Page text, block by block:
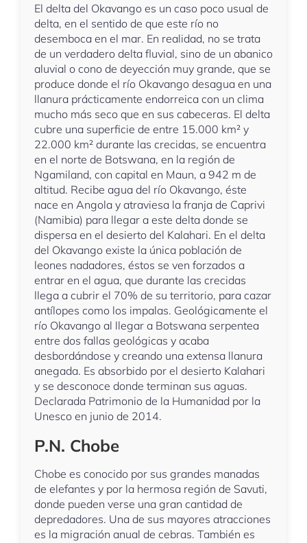
El delta del Okavango es un caso poco usual de
delta, en el sentido de que este río no
desemboca en el mar. En realidad, no se trata
de un verdadero delta fluvial, sino de un abanico
aluvial o cono de deyección muy grande, que se
produce donde el río Okavango desagua en una
llanura prácticamente endorreica con un clima
mucho más seco que en sus cabeceras. El delta
cubre una superficie de entre 15.000 km² y
22.000 km² durante las crecidas, se encuentra
en el norte de Botswana, en la región de
Ngamiland, con capital en Maun, a 942 m de
altitud. Recibe agua del río Okavango, éste
nace en Angola y atraviesa la franja de Caprivi
(Namibia) para llegar a este delta donde se
dispersa en el desierto del Kalahari. En el delta
del Okavango existe la única población de
leones nadadores, éstos se ven forzados a
entrar en el agua, que durante las crecidas
llega a cubrir el 70% de su territorio, para cazar
antílopes como los impalas. Geológicamente el
río Okavango al llegar a Botswana serpentea
entre dos fallas geológicas y acaba
desbordándose y creando una extensa llanura
anegada. Es absorbido por el desierto Kalahari
y se desconoce donde terminan sus aguas.
Declarada Patrimonio de la Humanidad por la
Unesco en junio de 2014.
P.N. Chobe
Chobe es conocido por sus grandes manadas
de elefantes y por la hermosa región de Savuti,
donde pueden verse una gran cantidad de
depredadores. Una de sus mayores atracciones
es la migración anual de cebras. También es